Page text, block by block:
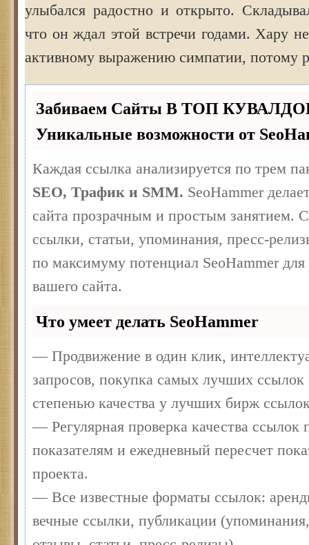
улыбался радостно и открыто.
что он ждал этой встречи годами. Хару
активному выражению симпатии, потому
Забиваем Сайты В ТОП
Уникальные возможности от
Каждая ссылка анализируется по трем
SEO, Трафик и SMM. SeoHammer
сайта прозрачным и простым занятием.
ссылки, статьи, упоминания, пресс-
по максимуму потенциал SeoHammer
вашего сайта.
Что умеет делать SeoHammer
— Продвижение в один клик,
запросов, покупка самых лучших ссылок
степенью качества у лучших бирж
— Регулярная проверка качества ссылок
показателям и ежедневный пересчет
проекта.
— Все известные форматы ссылок:
вечные ссылки, публикации